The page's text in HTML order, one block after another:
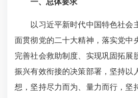
一、总体要求
以习近平新时代中国特色社会
面贯彻党的二十大精神，落实党中
完善社会救助制度、实现巩固拓展
振兴有效衔接的决策部署，坚持以
想，坚持尽力而为、量力而行，坚